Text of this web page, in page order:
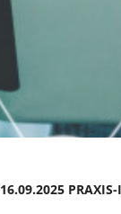
16.09.2025